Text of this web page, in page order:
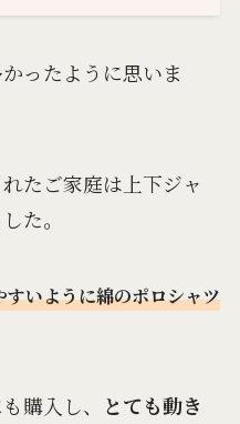
ったように思いま
たご家庭は上下ジャ
た。
いように綿のポロシャツ
購入し、
とても動き